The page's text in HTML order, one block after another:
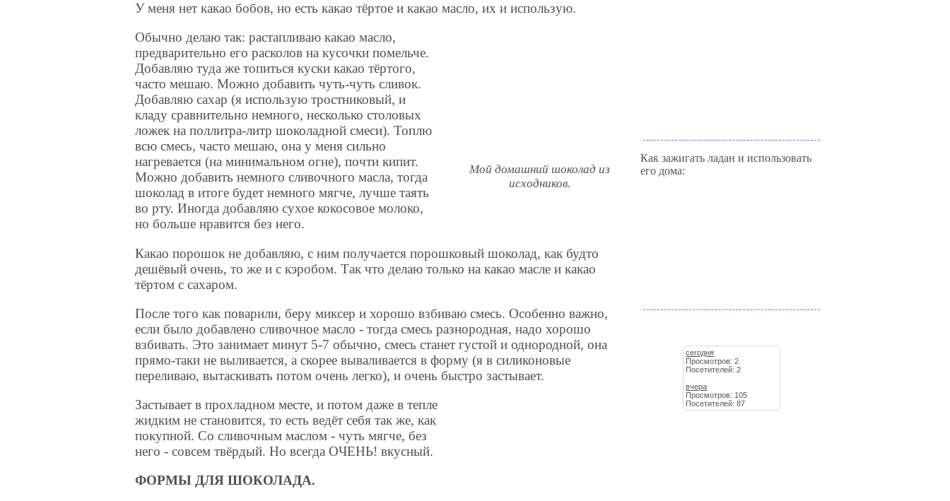
У меня нет какао бобов, но есть какао тёртое и какао масло, их и использую.
Мой домашний шоколад из
исходников.
Обычно делаю так: растапливаю какао масло,
предварительно его расколов на кусочки помельче.
Добавляю туда же топиться куски какао тёртого,
часто мешаю. Можно добавить чуть-чуть сливок.
Добавляю сахар (я использую тростниковый, и
кладу сравнительно немного, несколько столовых
ложек на поллитра-литр шоколадной смеси). Топлю
всю смесь, часто мешаю, она у меня сильно
нагревается (на минимальном огне), почти кипит.
Можно добавить немного сливочного масла, тогда
шоколад в итоге будет немного мягче, лучше таять
во рту. Иногда добавляю сухое кокосовое молоко,
но больше нравится без него.
Какао порошок не добавляю, с ним получается порошковый шоколад, как будто
дешёвый очень, то же и с кэробом. Так что делаю только на какао масле и какао
тёртом с сахаром.
После того как поварили, беру миксер и хорошо взбиваю смесь. Особенно важно,
если было добавлено сливочное масло - тогда смесь разнородная, надо хорошо
взбивать. Это занимает минут 5-7 обычно, смесь станет густой и однородной, она
прямо-таки не выливается, а скорее вываливается в форму (я в силиконовые
переливаю, вытаскивать потом очень легко), и очень быстро застывает.
Застывает в прохладном месте, и потом даже в тепле
жидким не становится, то есть ведёт себя так же, как
покупной. Со сливочным маслом - чуть мягче, без
него - совсем твёрдый. Но всегда ОЧЕНЬ! вкусный.
ФОРМЫ ДЛЯ ШОКОЛАДА.
Как зажигать ладан и использовать
его дома:
сегодня
Просмотров: 2
Посетителей: 2
вчера
Просмотров: 105
Посетителей: 87